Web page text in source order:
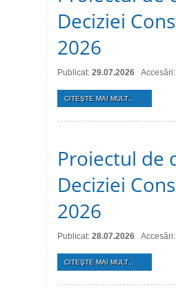
Deciziei
2026
Publicat: 29.07.2026
CITEŞTE MAI MULT...
Proiectul de
Deciziei
2026
Publicat: 28.07.2026
CITEŞTE MAI MULT...